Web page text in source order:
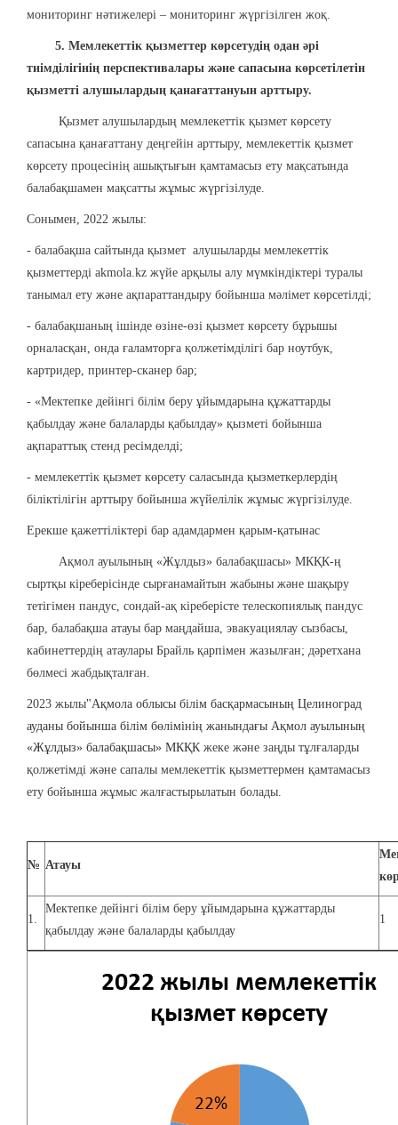
мониторинг нәтижелері – мониторинг жүргізілген жоқ.
5. Мемлекеттік қызметтер көрсетудің одан әрі
тиімділігінің перспективалары және сапасына көрсетілетін
қызметті алушылардың қанағаттануын арттыру.
Қызмет алушылардың мемлекеттік қызмет көрсету
сапасына қанағаттану деңгейін арттыру, мемлекеттік қызмет
көрсету процесінің ашықтығын қамтамасыз ету мақсатында
балабақшамен мақсатты жұмыс жүргізілуде.
Сонымен, 2022 жылы:
- балабақша сайтында қызмет алушыларды мемлекеттік
қызметтерді akmola.kz жүйе арқылы алу мүмкіндіктері туралы
танымал ету және ақпараттандыру бойынша мәлімет көрсетілді;
- балабақшаның ішінде өзіне-өзі қызмет көрсету бұрышы
орналасқан, онда ғаламторға қолжетімділігі бар ноутбук,
картридер, принтер-сканер бар;
- «Мектепке дейінгі білім беру ұйымдарына құжаттарды
қабылдау және балаларды қабылдау» қызметі бойынша
ақпараттық стенд ресімделді;
- мемлекеттік қызмет көрсету саласында қызметкерлердің
біліктілігін арттыру бойынша жүйелілік жұмыс жүргізілуде.
Ерекше қажеттіліктері бар адамдармен қарым-қатынас
Ақмол ауылының «Жұлдыз» балабақшасы» МКҚК-ң
сыртқы кіреберісінде сырғанамайтын жабыны және шақыру
тетігімен пандус, сондай-ақ кіреберісте телескопиялық пандус
бар, балабақша атауы бар маңдайша, эвакуациялау сызбасы,
кабинеттердің атаулары Брайль қарпімен жазылған; дәретхана
бөлмесі жабдықталған.
2023 жылы"Ақмола облысы білім басқармасының Целиноград
ауданы бойынша білім бөлімінің жанындағы Ақмол ауылының
«Жұлдыз» балабақшасы» МКҚКжеке және заңды тұлғаларды
қолжетімді және сапалы мемлекеттік қызметтермен қамтамасыз
ету бойынша жұмыс жалғастырылатын болады.
№ Атауы
1.
Мектепке дейінгі білім беру ұйымдарына құжаттарды
қабылдау және балаларды қабылдау
1